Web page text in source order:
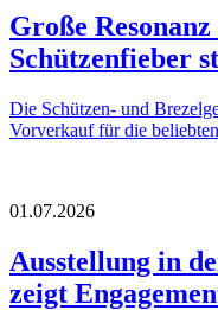
Große
Schützenfieber
Die Schützen- und
Vorverkauf für die
01.07.2026
Ausstellung in
zeigt